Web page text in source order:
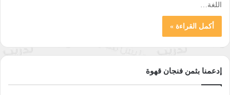
اللغة…
أكمل القراءة »
إدعمنا بثمن فنجان قهوة